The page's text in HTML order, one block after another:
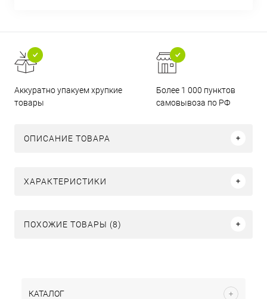
Аккуратно упакуем хрупкие
товары
Более 1 000 пунктов
самовывоза по РФ
ОПИСАНИЕ ТОВАРА
ХАРАКТЕРИСТИКИ
ПОХОЖИЕ ТОВАРЫ (8)
КАТАЛОГ